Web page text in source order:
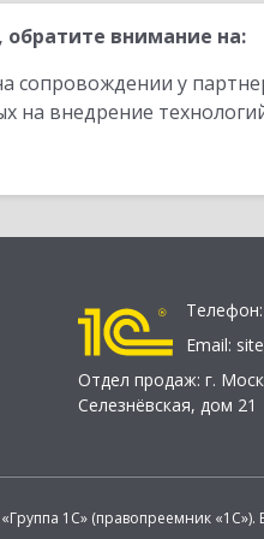
внимание на:
сопровождении у
на внедрение
Телефон:
Email:
Отдел продаж: г.
Селезнёвская, дом 21
1С» (правопреемник